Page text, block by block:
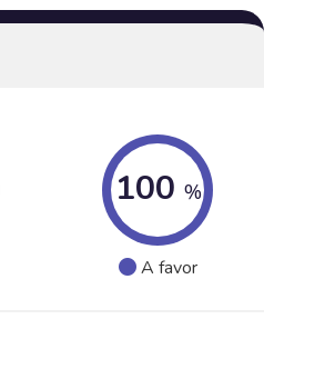
100 %
A favor